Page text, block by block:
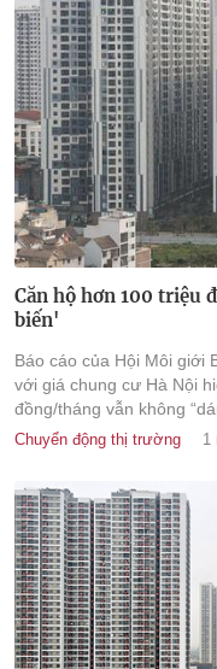
Căn hộ hơn 100 triệu
biến'
Báo cáo của Hội Môi giới
với giá chung cư Hà Nội
đồng/tháng vẫn không
Chuyển động thị trường 1